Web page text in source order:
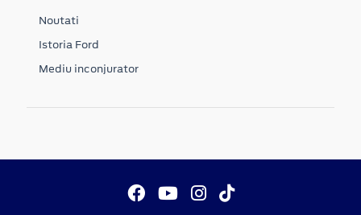
Noutati
Istoria Ford
Mediu inconjurator